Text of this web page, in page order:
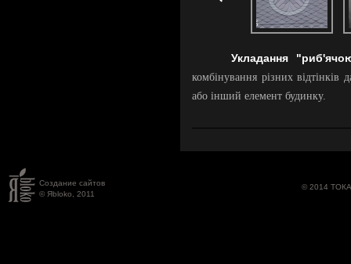
Укладання
комбінування різних
або інший елемент будинку.
Создание сайтов
© Яbloko, 2011
© 2014